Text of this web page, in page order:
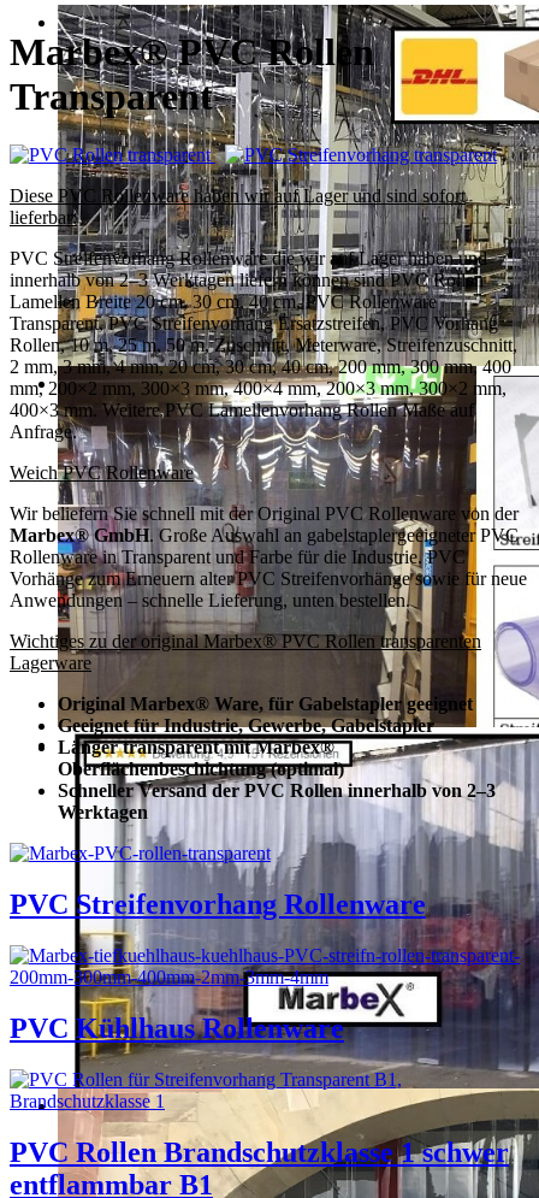
Marbex® PVC Rollen
Transparent
Diese PVC Rollenware haben wir auf Lager und sind sofort
lieferbar:
PVC Streifenvorhang Rollenware die wir auf Lager haben und
innerhalb von 2–3 Werktagen liefern können sind PVC Rollen
Lamellen Breite 20 cm, 30 cm, 40 cm, PVC Rollenware
Transparent, PVC Streifenvorhang Ersatzstreifen, PVC Vorhang
Rollen, 10 m, 25 m, 50 m, Zuschnitt, Meterware, Streifenzuschnitt,
2 mm, 3 mm, 4 mm, 20 cm, 30 cm, 40 cm, 200 mm, 300 mm, 400
mm, 200×2 mm, 300×3 mm, 400×4 mm, 200×3 mm, 300×2 mm,
400×3 mm. Weitere PVC Lamellenvorhang Rollen Maße auf
Anfrage.
Weich PVC Rollenware
Wir beliefern Sie schnell mit der Original PVC Rollenware von der
Marbex® GmbH. Große Auswahl an gabelstaplergeeigneter PVC
Rollenware in Transparent und Farbe für die Industrie. PVC
Vorhänge zum Erneuern alter PVC Streifenvorhänge sowie für neue
Anwendungen – schnelle Lieferung, unten bestellen.
Wichtiges zu der original Marbex® PVC Rollen transparenten
Lagerware
Original Marbex® Ware, für Gabelstapler geeignet
Geeignet für Industrie, Gewerbe, Gabelstapler
Länger transparent mit Marbex®
Oberflächenbeschichtung (optimal)
Schneller Versand der PVC Rollen innerhalb von 2–3
Werktagen
PVC Streifenvorhang Rollenware
PVC Kühlhaus Rollenware
PVC Rollen Brandschutzklasse 1 schwer
entflammbar B1